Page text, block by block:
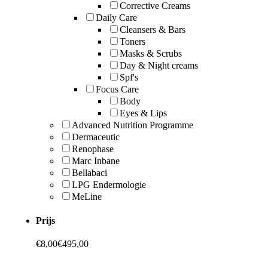
Corrective Creams
Daily Care
Cleansers & Bars
Toners
Masks & Scrubs
Day & Night creams
Spf's
Focus Care
Body
Eyes & Lips
Advanced Nutrition Programme
Dermaceutic
Renophase
Marc Inbane
Bellabaci
LPG Endermologie
MeLine
Prijs
€8,00€495,00